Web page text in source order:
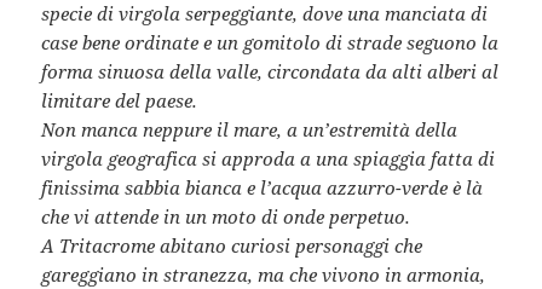
specie di virgola serpeggiante, dove una manciata di
case bene ordinate e un gomitolo di strade seguono la
forma sinuosa della valle, circondata da alti alberi al
limitare del paese.
Non manca neppure il mare, a un’estremità della
virgola geografica si approda a una spiaggia fatta di
finissima sabbia bianca e l’acqua azzurro-verde è là
che vi attende in un moto di onde perpetuo.
A Tritacrome abitano curiosi personaggi che
gareggiano in stranezza, ma che vivono in armonia,